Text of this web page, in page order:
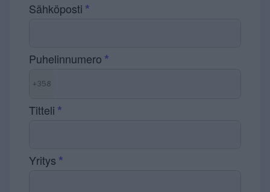
Sähköposti
Puhelinnumero
+358
Titteli
Yritys